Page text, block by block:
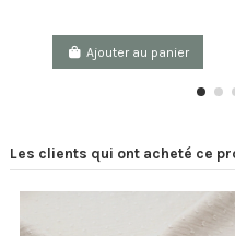
Ajouter au panier
Les clients qui ont acheté ce